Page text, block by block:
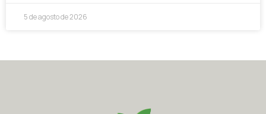
5 de agosto de 2026